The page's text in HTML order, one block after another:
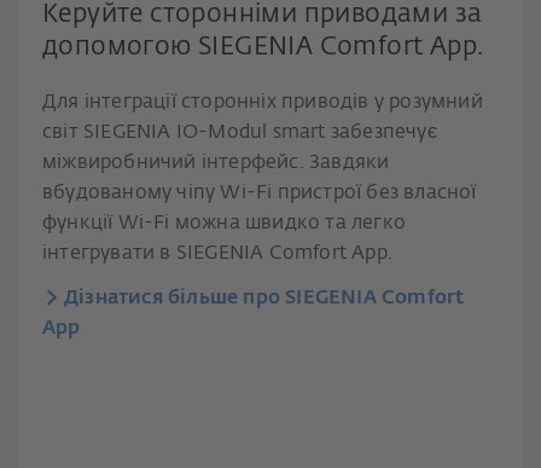
Керуйте сторонніми приводами за
допомогою SIEGENIA Comfort App.
Для інтеграції сторонніх приводів у розумний
світ SIEGENIA IO-Modul smart забезпечує
міжвиробничий інтерфейс. Завдяки
вбудованому чіпу Wi-Fi пристрої без власної
функції Wi-Fi можна швидко та легко
інтегрувати в SIEGENIA Comfort App.
Дізнатися більше про SIEGENIA Comfort
App